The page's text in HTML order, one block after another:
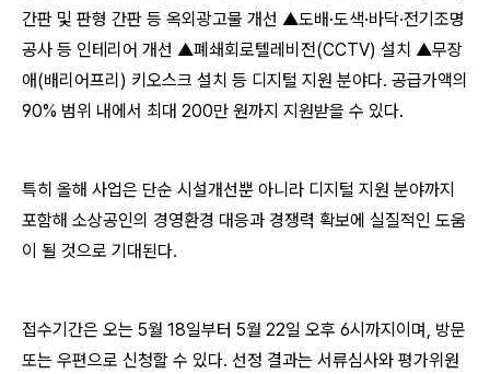
간판 및 판형 간판 등 옥외광고물 개선 ▲도배·도색·바닥·전기조명
공사 등 인테리어 개선 ▲폐쇄회로텔레비전(CCTV) 설치 ▲무장
애(배리어프리) 키오스크 설치 등 디지털 지원 분야다. 공급가액의
90% 범위 내에서 최대 200만 원까지 지원받을 수 있다.
특히 올해 사업은 단순 시설개선뿐 아니라 디지털 지원 분야까지
포함해 소상공인의 경영환경 대응과 경쟁력 확보에 실질적인 도움
이 될 것으로 기대된다.
접수기간은 오는 5월 18일부터 5월 22일 오후 6시까지이며, 방문
또는 우편으로 신청할 수 있다. 선정 결과는 서류심사와 평가위원